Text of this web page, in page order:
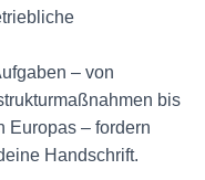
– von
bis
Europas – fordern
Handschrift.